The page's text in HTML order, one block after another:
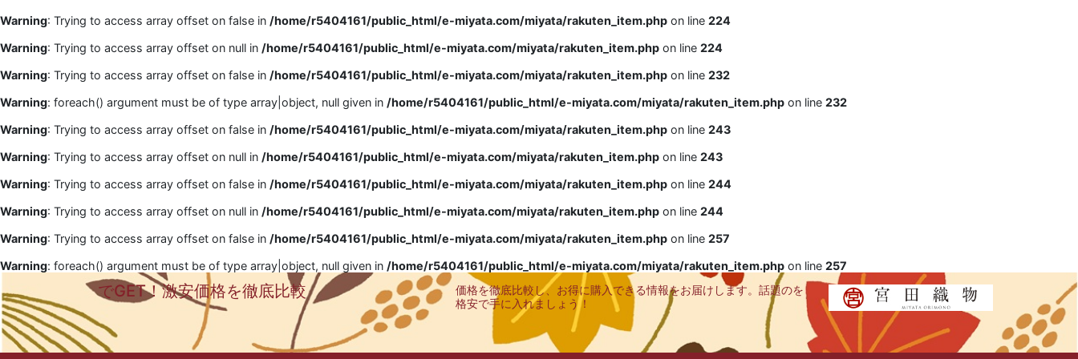
Warning: Trying to access array offset on false in /home/r5404161/public_html/e-miyata.com/miyata/rakuten_item.php on line 224
Warning: Trying to access array offset on null in /home/r5404161/public_html/e-miyata.com/miyata/rakuten_item.php on line 224
Warning: Trying to access array offset on false in /home/r5404161/public_html/e-miyata.com/miyata/rakuten_item.php on line 232
Warning: foreach() argument must be of type array|object, null given in /home/r5404161/public_html/e-miyata.com/miyata/rakuten_item.php on line 232
Warning: Trying to access array offset on false in /home/r5404161/public_html/e-miyata.com/miyata/rakuten_item.php on line 243
Warning: Trying to access array offset on null in /home/r5404161/public_html/e-miyata.com/miyata/rakuten_item.php on line 243
Warning: Trying to access array offset on false in /home/r5404161/public_html/e-miyata.com/miyata/rakuten_item.php on line 244
Warning: Trying to access array offset on null in /home/r5404161/public_html/e-miyata.com/miyata/rakuten_item.php on line 244
Warning: Trying to access array offset on false in /home/r5404161/public_html/e-miyata.com/miyata/rakuten_item.php on line 257
Warning: foreach() argument must be of type array|object, null given in /home/r5404161/public_html/e-miyata.com/miyata/rakuten_item.php on line 257
でGET！激安価格を徹底比較
価格を徹底比較し、お得に購入できる情報をお届けします。話題のを
格安で手に入れましょう！